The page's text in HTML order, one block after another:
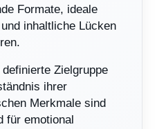
Formate, ideale
inhaltliche Lücken
Zielgruppe
ihrer
Merkmale sind
für emotional